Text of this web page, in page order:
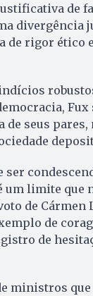
de
divergência
de rigor ético
de seus pares,
ser
um limite que
de Cármen
de
de
ministros